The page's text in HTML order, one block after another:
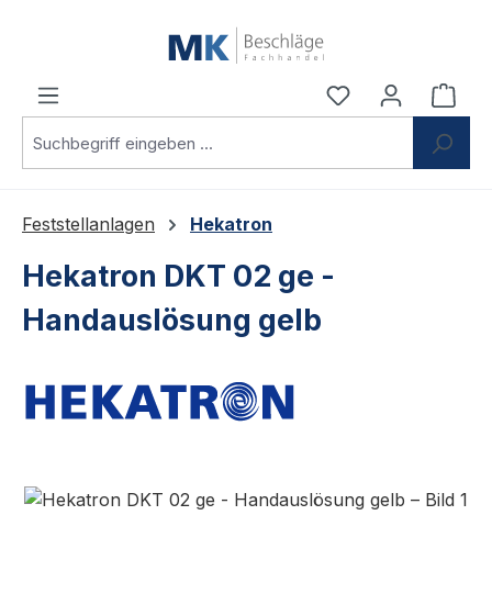
Du hast 0
Feststellanlagen Hekatron
Hekatron DKT 02 ge -
Handauslösung gelb